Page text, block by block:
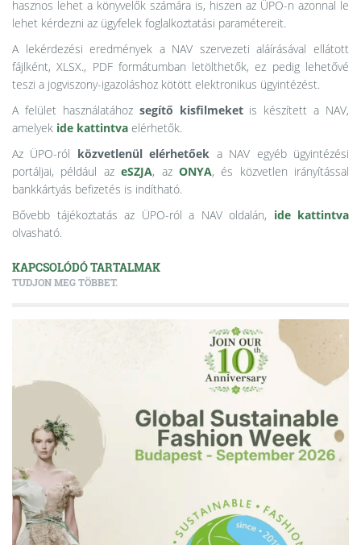
hasznos lehet a könyvelők számára is, hiszen az ÜPO-n azonnal le
lehet kérdezni az ügyfelek foglalkoztatási paramétereit.
A lekérdezési eredmények a NAV szervezeti aláírásával ellátott
fájlként, XLSX., PDF formátumban letölthetők, ez pedig lehetővé
teszi a jogviszony-igazoláshoz kötött elektronikus ügyintézést.
A felület használatához segítő kisfilmeketis készített a NAV,
amelyek ide kattintva elérhetők.
Az ÜPO-ról közvetlenül elérhetőek a NAV egyéb ügyintézési
portáljai, például azeSZJA, az ONYA, és közvetlen irányítással
bankkártyás befizetés is indítható.
Bővebb tájékoztatás az ÜPO-ról a NAV oldalán, ide kattintva
olvasható.
KAPCSOLÓDÓ TARTALMAK
TUDJON MEG TÖBBET.